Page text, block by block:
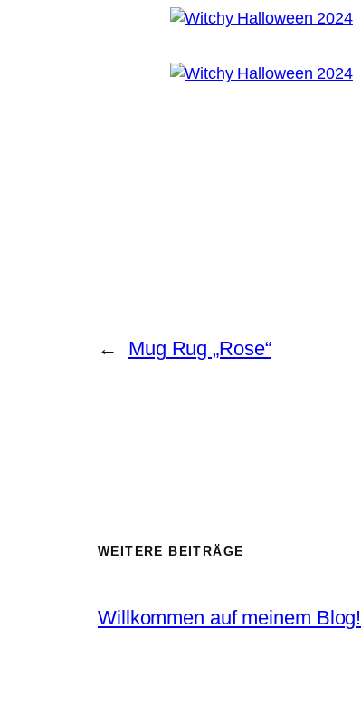
← Mug Rug „Rose“
WEITERE BEITRÄGE
Willkommen auf meinem Blog!